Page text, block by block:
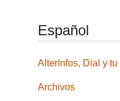
Español
AlterInfos, Dial y tu
Archivos